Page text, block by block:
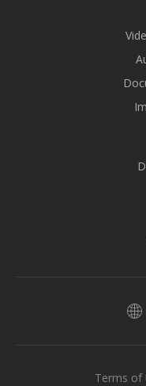
Terms of